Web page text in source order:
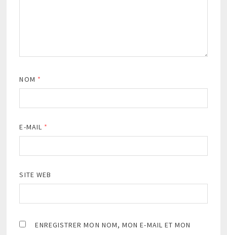
NOM *
E-MAIL *
SITE WEB
ENREGISTRER MON NOM, MON E-MAIL ET MON